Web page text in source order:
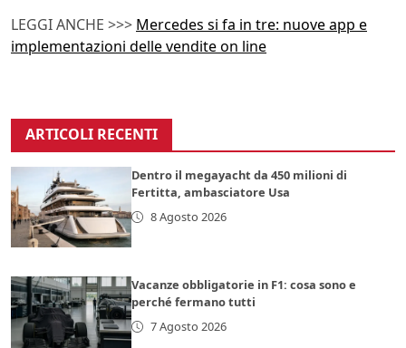
LEGGI ANCHE >>> Mercedes si fa in tre: nuove app e
implementazioni delle vendite on line
ARTICOLI RECENTI
Dentro il megayacht da 450 milioni di
Fertitta, ambasciatore Usa
8 Agosto 2026
Vacanze obbligatorie in F1: cosa sono e
perché fermano tutti
7 Agosto 2026